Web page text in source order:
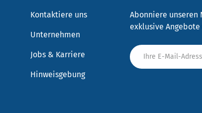
Kontaktiere uns
Unternehmen
Jobs & Karriere
Hinweisgebung
Abonniere unseren
exklusive
E-Mail